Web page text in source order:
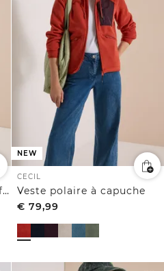
Blouson en seersucker à fermeture zip
NEW
CECIL
Veste polaire à capuche
€ 79,99